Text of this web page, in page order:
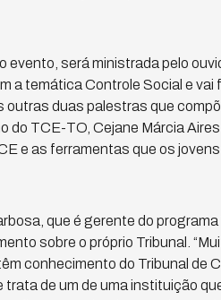
evento, será ministrada pelo
a temática Controle Social e
outras duas palestras que
do TCE-TO, Cejane Márcia
e as ferramentas que os
que é gerente do
sobre o próprio Tribunal.
conhecimento do Tribunal de
trata de um de uma instituição